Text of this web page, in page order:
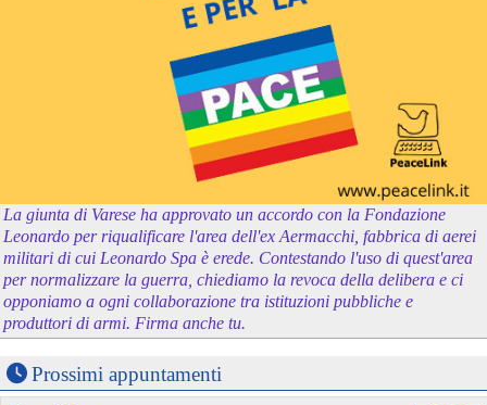
La giunta di Varese ha approvato un accordo con la Fondazione
Leonardo per riqualificare l'area dell'ex Aermacchi, fabbrica di aerei
militari di cui Leonardo Spa è erede. Contestando l'uso di quest'area
per normalizzare la guerra, chiediamo la revoca della delibera e ci
opponiamo a ogni collaborazione tra istituzioni pubbliche e
produttori di armi. Firma anche tu.
Prossimi appuntamenti